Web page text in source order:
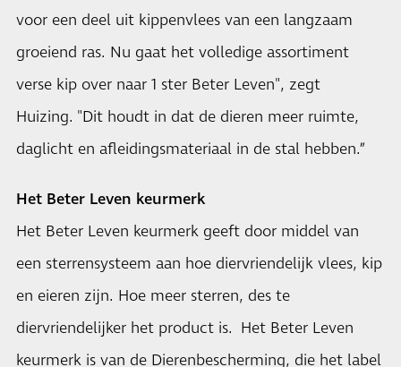
voor een deel uit kippenvlees van een langzaam
groeiend ras. Nu gaat het volledige assortiment
verse kip over naar 1 ster Beter Leven", zegt
Huizing. "Dit houdt in dat de dieren meer ruimte,
daglicht en afleidingsmateriaal in de stal hebben.”
Het Beter Leven keurmerk
Het Beter Leven keurmerk geeft door middel van
een sterrensysteem aan hoe diervriendelijk vlees, kip
en eieren zijn. Hoe meer sterren, des te
diervriendelijker het product is. Het Beter Leven
keurmerk is van de Dierenbescherming, die het label